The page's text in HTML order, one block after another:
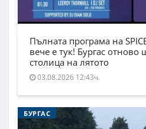
Пълната програма на
вече е тук! Бургас
столица на лятото
03.08.2026 12:43ч.
БУРГАС